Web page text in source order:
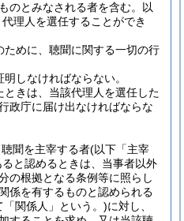
のとみなされる者を含む。以
代理人を選任することができ
めに、聴聞に関する一切の行
しなければならない。
きは、当該代理人を選任した
政庁に届け出なければならな
聞を主宰する者(以下「主宰
と認めるときは、当事者以外
の根拠となる条例等に照らし
係を有するものと認められる
「関係人」という。)に対し、